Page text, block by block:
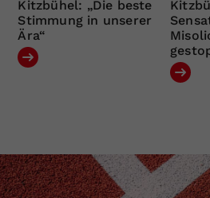
Kitzbühel: „Die beste
Stimmung in unserer
Ära“